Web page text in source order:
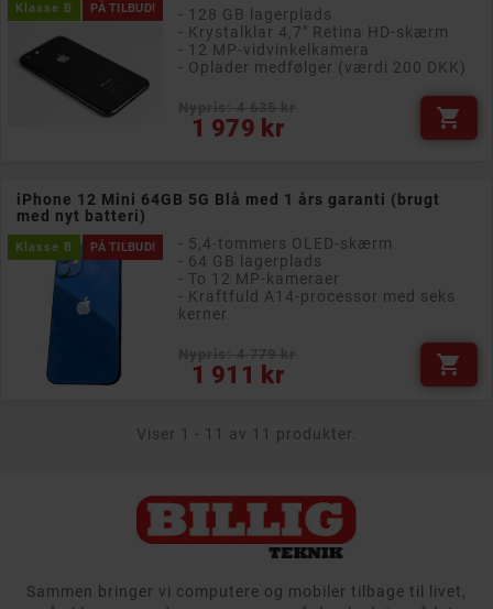
PÅ TILBUD!
Klasse B
- 128 GB lagerplads
- Krystalklar 4,7" Retina HD-skærm
- 12 MP-vidvinkelkamera
- Oplader medfølger (værdi 200 DKK)
1 979 kr
Pris 
iPhone 12 Mini 64GB 5G Blå med 1 års garanti (brugt
med nyt batteri)
PÅ TILBUD!
Klasse B
- 5,4-tommers OLED-skærm
- 64 GB lagerplads
- To 12 MP-kameraer
- Kraftfuld A14-processor med seks
kerner
1 911 kr
Pris 
Viser 1 - 11 av 11 produkter.
Sammen bringer vi computere og mobiler tilbage til livet,